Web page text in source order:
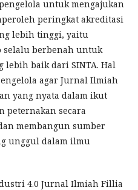
untuk mengajukan
peringkat akreditasi
lebih tinggi, yaitu
selalu berbenah untuk
lebih baik dari SINTA. Hal
agar Jurnal Ilmiah
yang nyata dalam ikut
peternakan secara
membangun sumber
unggul dalam ilmu
4.0 Jurnal Ilmiah Fillia